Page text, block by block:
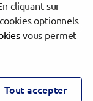
evermaps ©
cliquant sur
optionnels
vous permet
Tout accepter